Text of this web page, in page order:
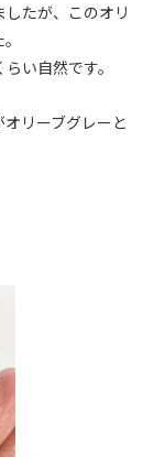
たが、このオリ
い自然です。
リーブグレーと